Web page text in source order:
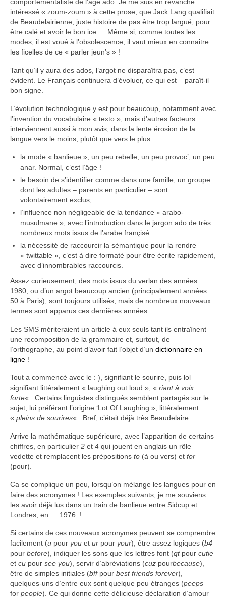
intéressé « zoum-zoum » à cette prose, que Jack Lang qualifiait
de Beaudelairienne, juste histoire de pas être trop largué, pour
être calé et avoir le bon ice … Même si, comme toutes les
modes, il est voué à l’obsolescence, il vaut mieux en connaitre
les ficelles de ce « parler jeun’s » !
Tant qu’il y aura des ados, l’argot ne disparaîtra pas, c’est
évident. Le Français continuera d’évoluer, ce qui est – paraît-il –
bon signe.
L’évolution technologique y est pour beaucoup, notamment avec
l’invention du vocabulaire « texto », mais d’autres facteurs
interviennent aussi à mon avis, dans la lente érosion de la
langue vers le moins, plutôt que vers le plus.
la mode « banlieue », un peu rebelle, un peu provoc’, un peu
anar. Normal, c’est l’âge !
le besoin de s’identifier comme dans une famille, un groupe
dont les adultes – parents en particulier – sont
volontairement exclus,
l’influence non négligeable de la tendance « arabo-
musulmane », avec l’introduction dans le jargon ado de très
nombreux mots issus de l’arabe françisé
la nécessité de raccourcir la sémantique pour la rendre
« twittable », c’est à dire formaté pour être écrite rapidement,
avec d’innombrables raccourcis.
Assez curieusement, des mots issus du verlan des années
1980, ou d’un argot beaucoup ancien (principalement années
50 à Paris), sont toujours utilisés, mais de nombreux nouveaux
termes sont apparus ces dernières années.
Les SMS mériteraient un article à eux seuls tant ils entraînent
une recomposition de la grammaire et, surtout, de
l’orthographe, au point d’avoir fait l’objet d’un dictionnaire en
ligne !
Tout a commencé avec le : ), signifiant le sourire, puis lol
signifiant littéralement « laughing out loud », « riant à voix
forte« . Certains linguistes distingués semblent partagés sur le
sujet, lui préférant l’origine ‘Lot Of Laughing », littéralement
« pleins de sourires« . Bref, c’était déjà très Beaudelaire.
Arrive la mathématique supérieure, avec l’apparition de certains
chiffres, en particulier 2 et 4 qui jouent en anglais un rôle
vedette et remplacent les prépositions to (à ou vers) et for
(pour).
Ca se complique un peu, lorsqu’on mélange les langues pour en
faire des acronymes ! Les exemples suivants, je me souviens
les avoir déjà lus dans un train de banlieue entre Sidcup et
Londres, en … 1976 !
Si certains de ces nouveaux acronymes peuvent se comprendre
facilement (u pour you et ur pour your), être assez logiques (b4
pour before), indiquer les sons que les lettres font (qt pour cutie
et cu pour see you), servir d’abréviations (cuz pourbecause),
être de simples initiales (bff pour best friends forever),
quelques-uns d’entre eux sont quelque peu étranges (peeps
for people). Ce qui donne cette délicieuse déclaration d’amour